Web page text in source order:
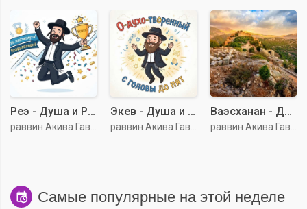
Реэ - Душа и Разум 5786 Экев - Душа и Разум 5786 Ваэсханан - Душа и Разум 5786
Самые популярные на этой неделе